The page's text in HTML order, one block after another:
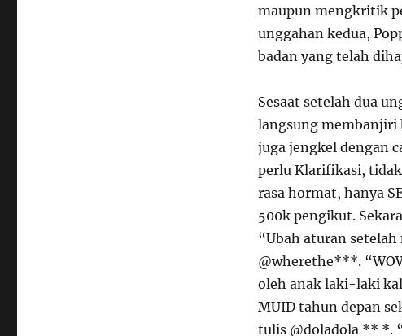
maupun mengkritik
unggahan kedua,
badan yang telah
Sesaat setelah dua
langsung membanjiri
juga jengkel dengan
perlu Klarifikasi, tidak
rasa hormat, hanya
500k pengikut.
“Ubah aturan
@wherethe***.
oleh anak laki-laki
MUID tahun depan
tulis @doladola ** *.